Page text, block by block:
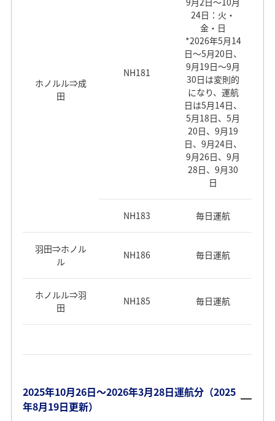
ホノルル⇒成
田
NH181
24日：火・
金・日
*2026年5月14
日～5月20日、
9月19日～9月
30日は変則的
になり、運航
日は5月14日、
5月18日、5月
20日、9月19
日、9月24日、
9月26日、9月
28日、9月30
日
NH183 毎日運航
羽田⇒ホノル
ル
NH186 毎日運航
ホノルル⇒羽
田
NH185 毎日運航
2025年10月26日～2026年3月28日運航分（2025
年8月19日更新）